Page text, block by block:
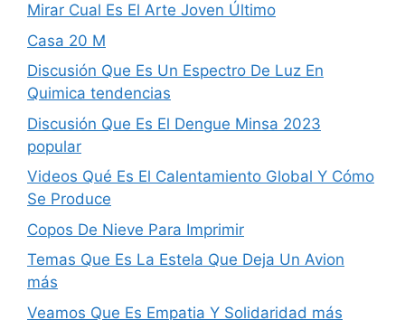
Mirar Cual Es El Arte Joven Último
Casa 20 M
Discusión Que Es Un Espectro De Luz En
Quimica tendencias
Discusión Que Es El Dengue Minsa 2023
popular
Videos Qué Es El Calentamiento Global Y Cómo
Se Produce
Copos De Nieve Para Imprimir
Temas Que Es La Estela Que Deja Un Avion
más
Veamos Que Es Empatia Y Solidaridad más